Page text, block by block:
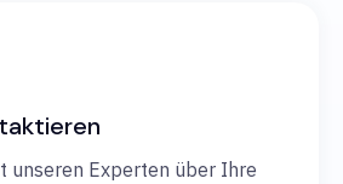
unseren Experten über Ihre